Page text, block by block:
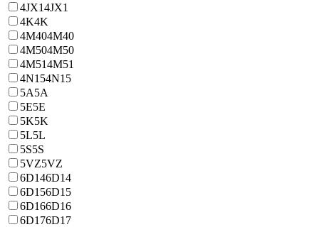
4JX14JX1
4K4K
4M404M40
4M504M50
4M514M51
4N154N15
5A5A
5E5E
5K5K
5L5L
5S5S
5VZ5VZ
6D146D14
6D156D15
6D166D16
6D176D17